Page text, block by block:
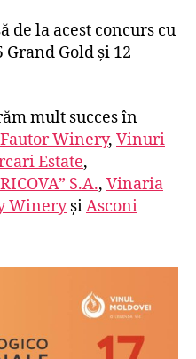
de la acest concurs cu
Gold și 12
mult succes în
Fautor Winery, Vinuri
Estate,
S.A., Vinaria
WineryșiAsconi